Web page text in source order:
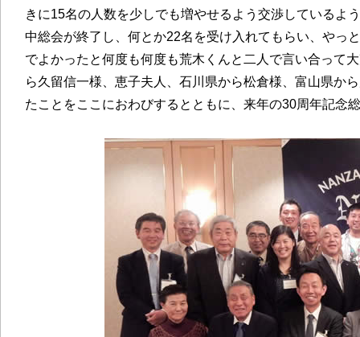
きに15名の人数を少しでも増やせるよう交渉しているよ
中総会が終了し、何とか22名を受け入れてもらい、やっ
でよかったと何度も何度も荒木くんと二人で言い合って
ら久留信一様、恵子夫人、石川県から松倉様、富山県か
たことをここにおわびするとともに、来年の30周年記念